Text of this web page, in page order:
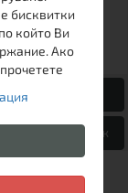
лв.
Виж
бисквитки
който Ви
Ако